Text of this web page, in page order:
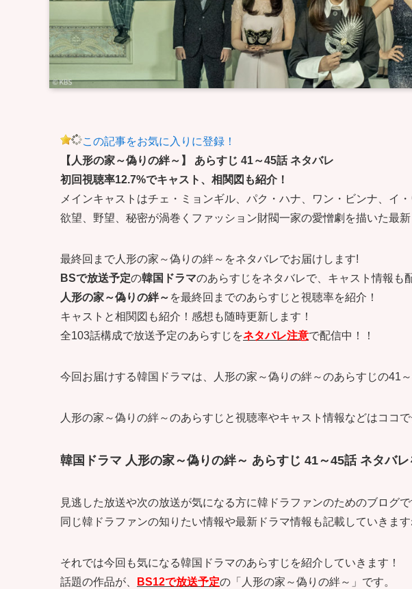
この記事をお気に入りに登録！
【人形の家～偽りの絆～】 あらすじ 41～45話 ネタバレ
初回視聴率12.7%でキャスト、相関図も紹介！
メインキャストはチェ・ミョンギル、パク・ハナ、ワン・ビンナ、イ
欲望、野望、秘密が渦巻くファッション財閥一家の愛憎劇を描いた最新
最終回まで人形の家～偽りの絆～をネタバレでお届けします!
BSで放送予定の韓国ドラマのあらすじをネタバレで、キャスト情報も
人形の家～偽りの絆～ を最終回までのあらすじと視聴率を紹介！
キャストと相関図も紹介！感想も随時更新します！
全103話構成で放送予定のあらすじをネタバレ注意で配信中！！
今回お届けする韓国ドラマは、人形の家～偽りの絆～のあらすじの41～
人形の家～偽りの絆～のあらすじと視聴率やキャスト情報などはココで
韓国ドラマ 人形の家～偽りの絆～ あらすじ 41～45話 ネタバレ
見逃した放送や次の放送が気になる方に韓ドラファンのためのブログで
同じ韓ドラファンの知りたい情報や最新ドラマ情報も記載していきま
それでは今回も気になる韓国ドラマのあらすじを紹介していきます！
話題の作品が、
BS12で放送予定の「人形の家～偽りの絆～」です。